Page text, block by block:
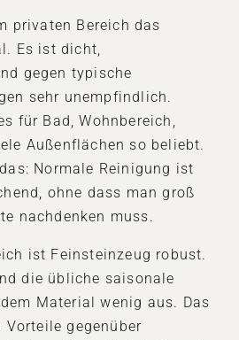
privaten Bereich das
Es ist dicht,
gegen typische
sehr unempfindlich.
für Bad, Wohnbereich,
Außenflächen so beliebt.
Normale Reinigung ist
ohne dass man groß
nachdenken muss.
ist Feinsteinzeug robust.
die übliche saisonale
Material wenig aus. Das
gegenüber